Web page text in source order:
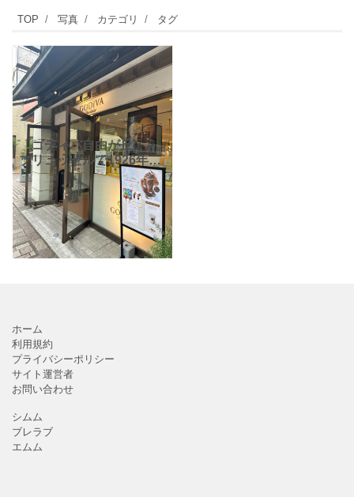
TOP 写真 カテゴリ タグ
「ゴディバ自由が丘」。
ブリュッセルで1926年に
創業以来、世界中で愛さ
れるプレミアムチョコレ
ートのリーディングブラ
ンドです。 「ゴディバ自
由が丘」は、大人気の「
ホーム
利用規約
プライバシーポリシー
サイト運営者
お問い合わせ
シムム
ブレラブ
エムム